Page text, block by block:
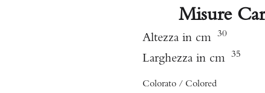
Misure
Altezza in cm 30
Larghezza in cm 35
Colorato / Colored